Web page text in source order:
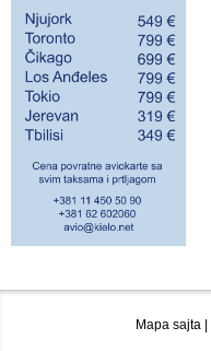
Mapa sajta |